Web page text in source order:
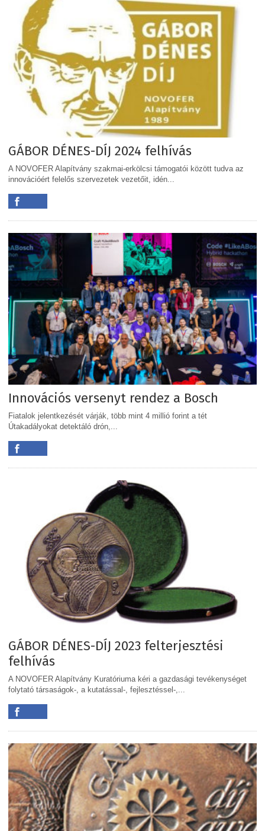
GÁBOR DÉNES-DÍJ 2024 felhívás
A NOVOFER Alapítvány szakmai-erkölcsi támogatói között tudva az
innovációért felelős szervezetek vezetőit, idén...
Innovációs versenyt rendez a Bosch
Fiatalok jelentkezését várják, több mint 4 millió forint a tét
Útakadályokat detektáló drón,...
GÁBOR DÉNES-DÍJ 2023 felterjesztési
felhívás
A NOVOFER Alapítvány Kuratóriuma kéri a gazdasági tevékenységet
folytató társaságok-, a kutatással-, fejlesztéssel-,...